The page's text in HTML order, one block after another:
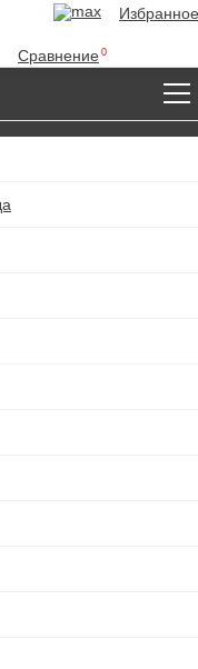
20
Избранное
Сравнение 0